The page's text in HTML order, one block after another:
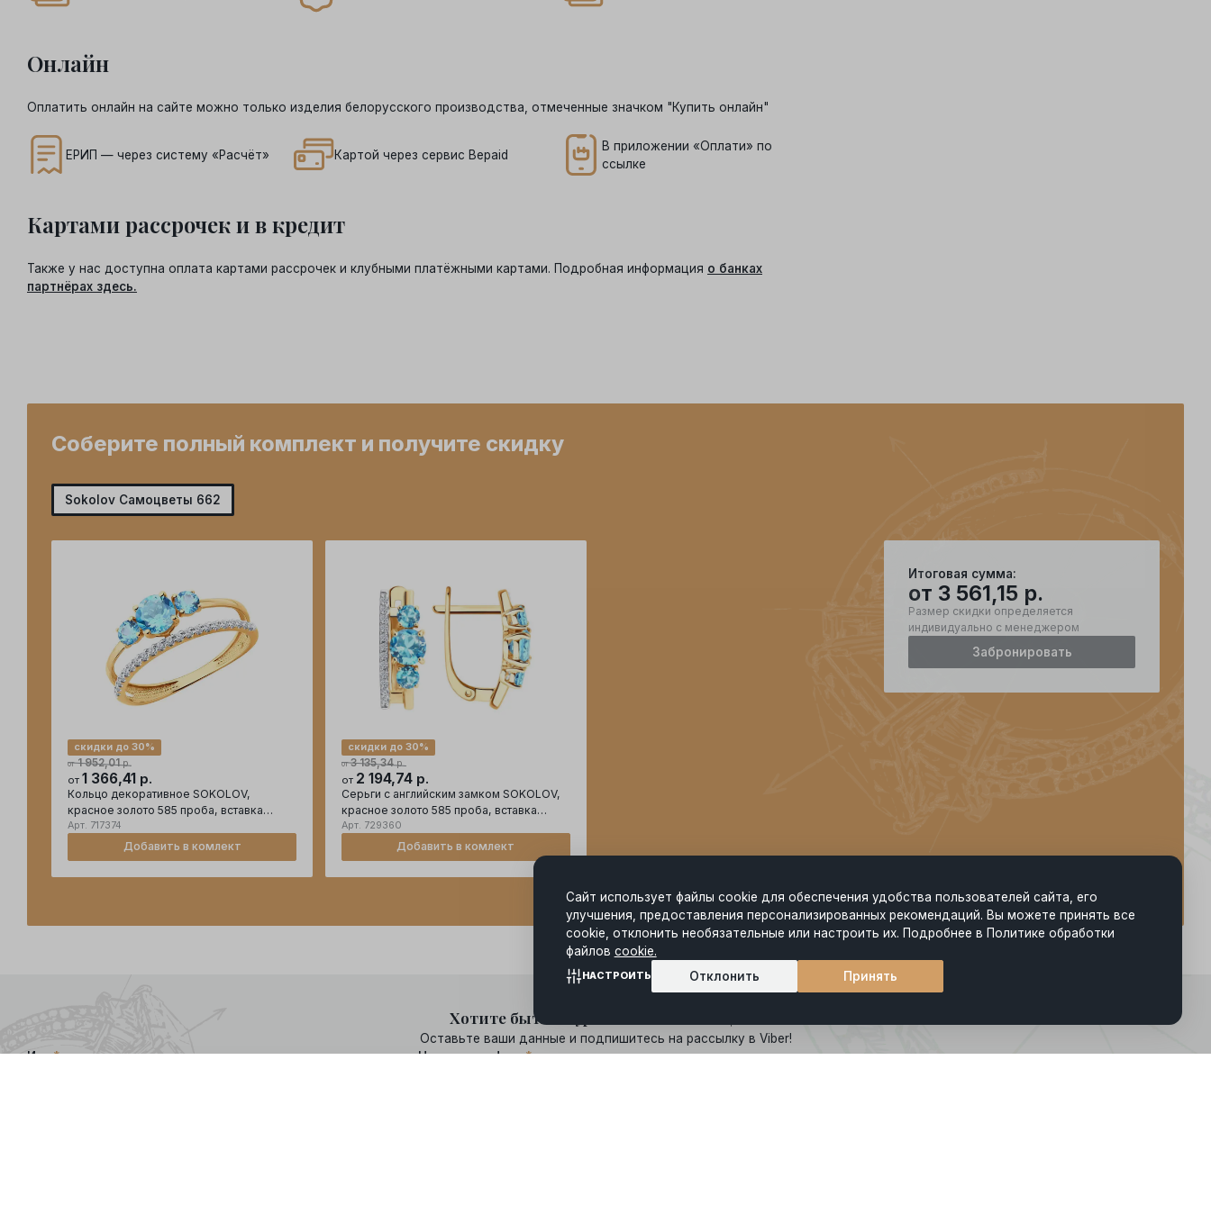
Онлайн
Оплатить онлайн на сайте можно только изделия белорусского производства, отмеченные значком "Купить онлайн"
ЕРИП — через систему «Расчёт» Картой через сервис Bepaid
В приложении «Оплати» по
ссылке
Картами рассрочек и в кредит
Также у нас доступна оплата картами рассрочек и клубными платёжными картами. Подробная информация о банках
партнёрах здесь.
Соберите полный комплект и получите скидку
Sokolov Самоцветы 662
от1 952,01р.
скидки до 30%
от 1 366,41 р.
Кольцо декоративное SOKOLOV,
красное золото 585 проба, вставка
фианит
Арт. 717374
Добавить в комлект
от3 135,34р.
скидки до 30%
от 2 194,74 р.
Серьги с английским замком SOKOLOV,
красное золото 585 проба, вставка
фианит
Арт. 729360
Добавить в комлект
Итоговая сумма:
от 3 561,15 р.
Размер скидки определяется
индивидуально с менеджером
Забронировать
Сайт использует файлы cookie для обеспечения удобства пользователей сайта, его
улучшения, предоставления персонализированных рекомендаций. Вы можете принять все
cookie, отклонить необязательные или настроить их. Подробнее в Политике обработки
файлов cookie.
НАСТРОИТЬ Отклонить Принять
Хотите быть в курсе всех наших акций?
Оставьте ваши данные и подпишитесь на рассылку в Viber!
Имя* Номер телефона*